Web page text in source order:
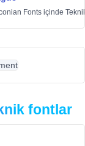
Fonts içinde
fontlar